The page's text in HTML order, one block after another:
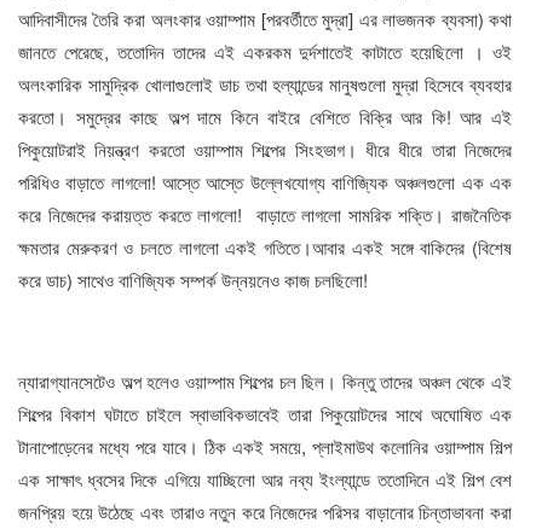
আদিবাসীদের তৈরি করা অলংকার ওয়াম্পাম [পরবর্তীতে মুদ্রা] এর লাভজনক ব্যবসা) কথা
জানতে পেরেছে, ততোদিন তাদের এই একরকম দুর্দশাতেই কাটাতে হয়েছিলো । ওই
অলংকারিক সামুদ্রিক খোলাগুলোই ডাচ তথা হল্যান্ডের মানুষগুলো মুদ্রা হিসেবে ব্যবহার
করতো। সমুদ্রের কাছে অল্প দামে কিনে বাইরে বেশিতে বিক্রি আর কি! আর এই
পিকুয়োটরাই নিয়ন্ত্রণ করতো ওয়াম্পাম শিল্পের সিংহভাগ। ধীরে ধীরে তারা নিজেদের
পরিধিও বাড়াতে লাগলো! আস্তে আস্তে উল্লেখযোগ্য বাণিজ্যিক অঞ্চলগুলো এক এক
করে নিজেদের করায়ত্ত করতে লাগলো! বাড়াতে লাগলো সামরিক শক্তি। রাজনৈতিক
ক্ষমতার মেরুকরণ ও চলতে লাগলো একই গতিতে।আবার একই সঙ্গে বাকিদের (বিশেষ
করে ডাচ) সাথেও বাণিজ্যিক সম্পর্ক উন্নয়নেও কাজ চলছিলো!
ন্যারাগ্যানসেটেও অল্প হলেও ওয়াম্পাম শিল্পের চল ছিল। কিন্তু তাদের অঞ্চল থেকে এই
শিল্পের বিকাশ ঘটাতে চাইলে স্বাভাবিকভাবেই তারা পিকুয়োটদের সাথে অঘোষিত এক
টানাপোড়েনের মধ্যে পরে যাবে। ঠিক একই সময়ে, প্লাইমাউথ কলোনির ওয়াম্পাম শিল্প
এক সাক্ষাৎ ধ্বসের দিকে এগিয়ে যাচ্ছিলো আর নব্য ইংল্যান্ডে ততোদিনে এই শিল্প বেশ
জনপ্রিয় হয়ে উঠেছে এবং তারাও নতুন করে নিজেদের পরিসর বাড়ানোর চিন্তাভাবনা করা